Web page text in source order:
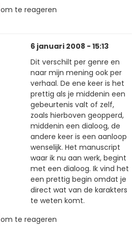
om te reageren
6 januari 2008 - 15:13
Dit verschilt per genre en
naar mijn mening ook per
verhaal. De ene keer is het
prettig als je middenin een
gebeurtenis valt of zelf,
zoals hierboven geopperd,
middenin een dialoog, de
andere keer is een aanloop
wenselijk. Het manuscript
waar ik nu aan werk, begint
met een dialoog. Ik vind het
een prettig begin omdat je
direct wat van de karakters
te weten komt.
om te reageren